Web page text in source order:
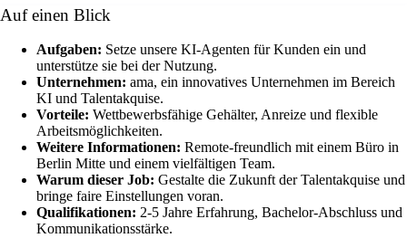
Auf einen Blick
Aufgaben: Setze unsere KI-Agenten für Kunden ein und
unterstütze sie bei der Nutzung.
Unternehmen: ama, ein innovatives Unternehmen im Bereich
KI und Talentakquise.
Vorteile: Wettbewerbsfähige Gehälter, Anreize und flexible
Arbeitsmöglichkeiten.
Weitere Informationen: Remote-freundlich mit einem Büro in
Berlin Mitte und einem vielfältigen Team.
Warum dieser Job: Gestalte die Zukunft der Talentakquise und
bringe faire Einstellungen voran.
Qualifikationen: 2-5 Jahre Erfahrung, Bachelor-Abschluss und
Kommunikationsstärke.